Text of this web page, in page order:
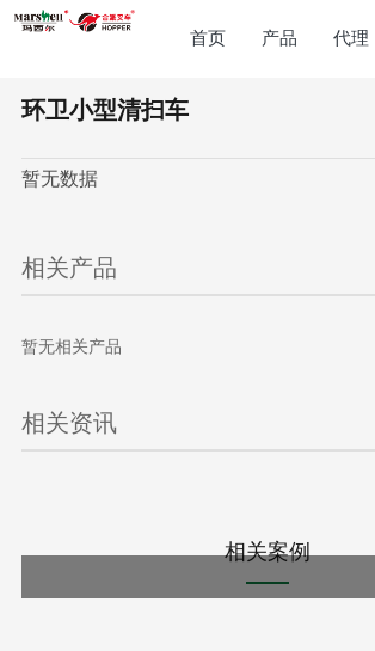
首页 产品 代理
环卫小型清扫车
暂无数据
相关产品
暂无相关产品
相关资讯
相关案例